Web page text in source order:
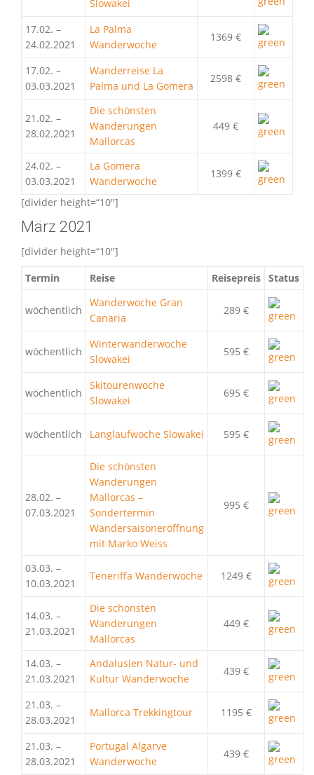
Slowakei
17.02. –
24.02.2021
La Palma
Wanderwoche
1369 €
17.02. –
03.03.2021
Wanderreise La
Palma und La Gomera
2598 €
21.02. –
28.02.2021
Die schönsten
Wanderungen
Mallorcas
449 €
24.02. –
03.03.2021
La Gomera
Wanderwoche
1399 €
[divider height=“10″]
März 2021
[divider height=“10″]
Termin
Reise Reisepreis Status
wöchentlich
Wanderwoche Gran
Canaria
289 €
wöchentlich
Winterwanderwoche
Slowakei
595 €
wöchentlich
Skitourenwoche
Slowakei
695 €
wöchentlich Langlaufwoche Slowakei 595 €
28.02. –
07.03.2021
Die schönsten
Wanderungen
Mallorcas –
Sondertermin
Wandersaisoneröffnung
mit Marko Weiss
995 €
03.03. –
10.03.2021
Teneriffa Wanderwoche 1249 €
14.03. –
21.03.2021
Die schönsten
Wanderungen
Mallorcas
449 €
14.03. –
21.03.2021
Andalusien Natur- und
Kultur Wanderwoche
439 €
21.03. –
28.03.2021
Mallorca Trekkingtour 1195 €
21.03. –
28.03.2021
Portugal Algarve
Wanderwoche
439 €